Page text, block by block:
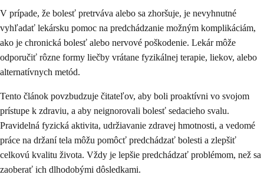
V prípade, že bolesť pretrváva alebo sa zhoršuje, je nevyhnutné
vyhľadať lekársku pomoc na predchádzanie možným komplikáciám,
ako je chronická bolesť alebo nervové poškodenie. Lekár môže
odporučiť rôzne formy liečby vrátane fyzikálnej terapie, liekov, alebo
alternatívnych metód.
Tento článok povzbudzuje čitateľov, aby boli proaktívni vo svojom
prístupe k zdraviu, a aby neignorovali bolesť sedacieho svalu.
Pravidelná fyzická aktivita, udržiavanie zdravej hmotnosti, a vedomé
práce na držaní tela môžu pomôcť predchádzať bolesti a zlepšiť
celkovú kvalitu života. Vždy je lepšie predchádzať problémom, než sa
zaoberať ich dlhodobými dôsledkami.